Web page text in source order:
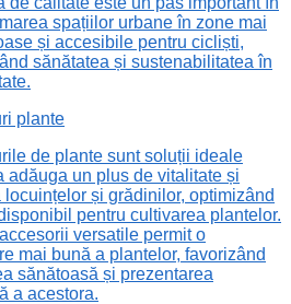
spațiilor urbane în zone mai
și accesibile pentru cicliști,
sănătatea și sustenabilitatea în
plante
de plante sunt soluții ideale
adăuga un plus de vitalitate și
locuințelor și grădinilor, optimizând
pentru cultivarea plantelor.
versatile permit o
mai bună a plantelor, favorizând
sănătoasă și prezentarea
a acestora.